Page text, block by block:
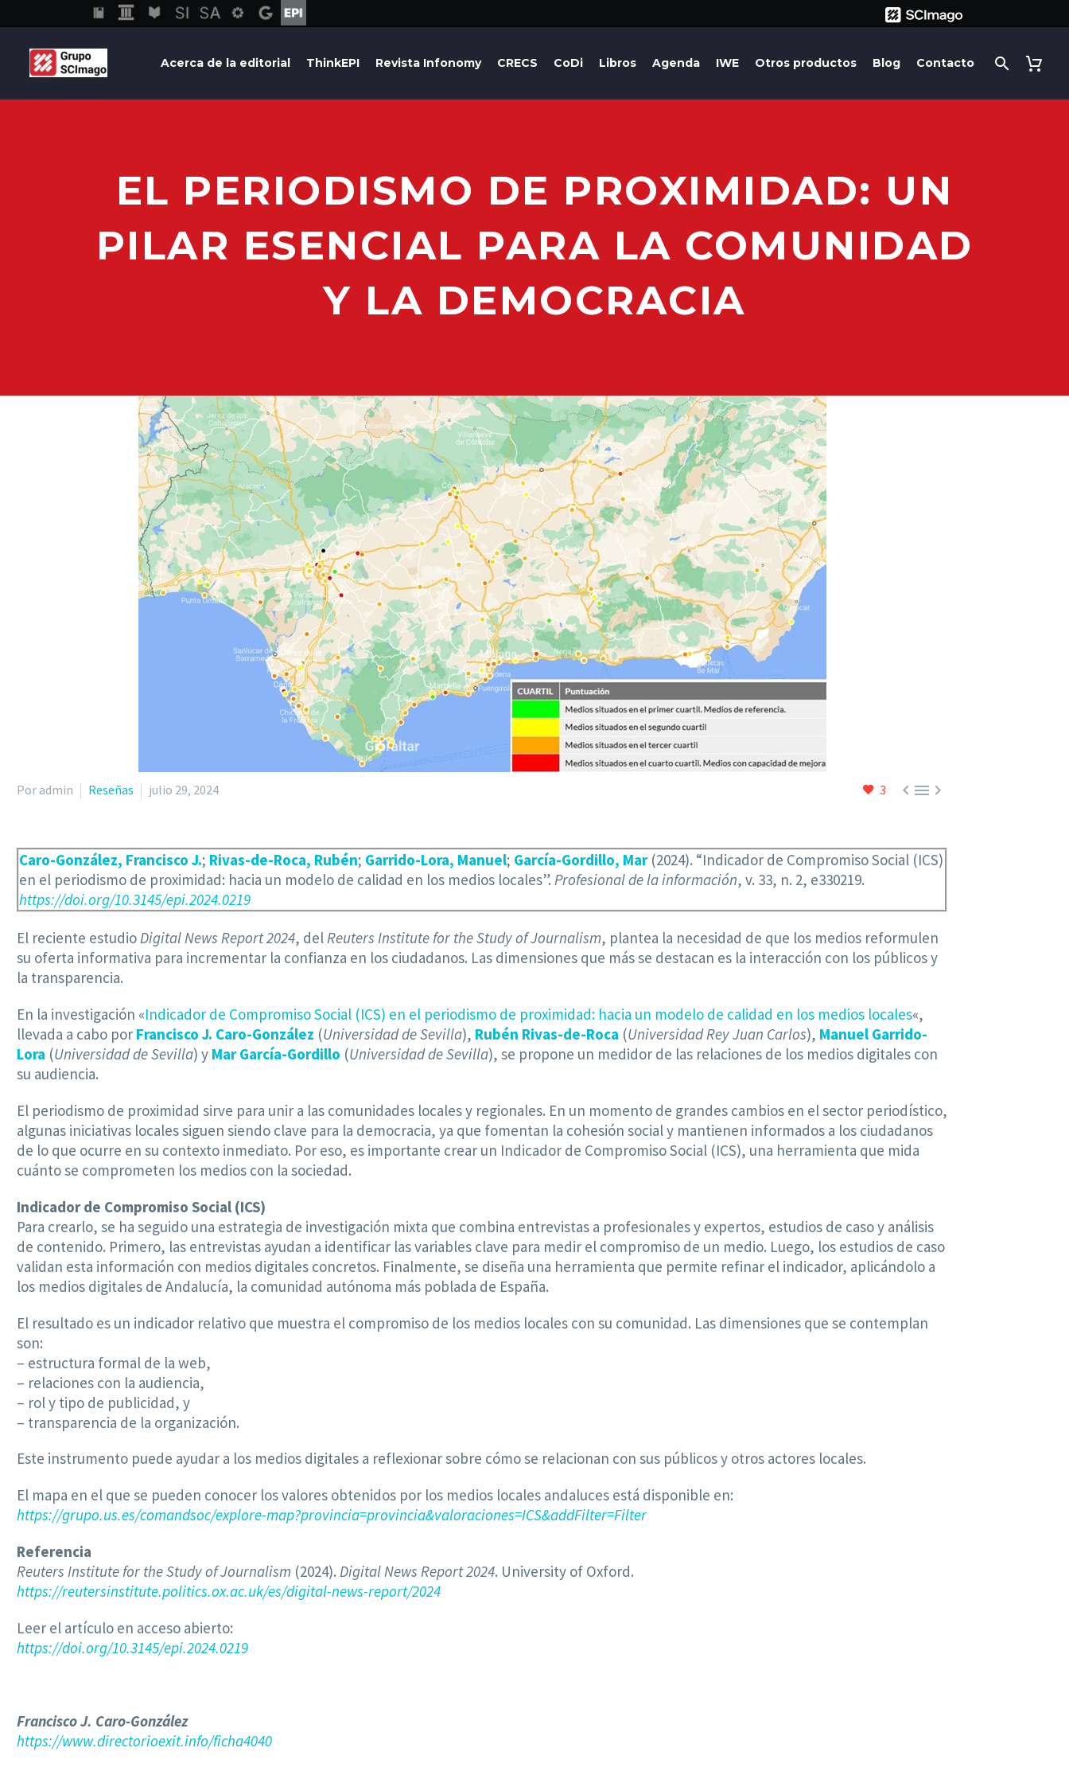
Acerca de la editorial ThinkEPI Revista Infonomy CRECS CoDi Libros Agenda IWE Otros productos Blog Contacto
EL PERIODISMO DE PROXIMIDAD: UN
PILAR ESENCIAL PARA LA COMUNIDAD
Y LA DEMOCRACIA
3 
Por admin Reseñas julio 29, 2024
Caro-González, Francisco J.; Rivas-de-Roca, Rubén; Garrido-Lora, Manuel; García-Gordillo, Mar(2024). “Indicador de Compromiso Social (ICS)
en el periodismo de proximidad: hacia un modelo de calidad en los medios locales”. Profesional de la información, v. 33, n. 2, e330219.
https://doi.org/10.3145/epi.2024.0219
El reciente estudioDigital News Report 2024, delReuters Institute for the Study of Journalism, plantea la necesidad de que los medios reformulen
su oferta informativa para incrementar la confianza en los ciudadanos. Las dimensiones que más se destacan es la interacción con los públicos y
la transparencia.
En la investigación «Indicador de Compromiso Social (ICS) en el periodismo de proximidad: hacia un modelo de calidad en los medios locales«,
llevada a cabo por Francisco J. Caro-González (Universidad de Sevilla), Rubén Rivas-de-Roca (Universidad Rey Juan Carlos), Manuel Garrido-
Lora (Universidad de Sevilla) y Mar García-Gordillo (Universidad de Sevilla), se propone un medidor de las relaciones de los medios digitales con
su audiencia.
El periodismo de proximidad sirve para unir a las comunidades locales y regionales. En un momento de grandes cambios en el sector periodístico,
algunas iniciativas locales siguen siendo clave para la democracia, ya que fomentan la cohesión social y mantienen informados a los ciudadanos
de lo que ocurre en su contexto inmediato. Por eso, es importante crear un Indicador de Compromiso Social (ICS), una herramienta que mida
cuánto se comprometen los medios con la sociedad.
Indicador de Compromiso Social (ICS)
Para crearlo, se ha seguido una estrategia de investigación mixta que combina entrevistas a profesionales y expertos, estudios de caso y análisis
de contenido. Primero, las entrevistas ayudan a identificar las variables clave para medir el compromiso de un medio. Luego, los estudios de caso
validan esta información con medios digitales concretos. Finalmente, se diseña una herramienta que permite refinar el indicador, aplicándolo a
los medios digitales de Andalucía, la comunidad autónoma más poblada de España.
El resultado es un indicador relativo que muestra el compromiso de los medios locales con su comunidad. Las dimensiones que se contemplan
son:
– estructura formal de la web,
– relaciones con la audiencia,
– rol y tipo de publicidad, y
– transparencia de la organización.
Este instrumento puede ayudar a los medios digitales a reflexionar sobre cómo se relacionan con sus públicos y otros actores locales.
El mapa en el que se pueden conocer los valores obtenidos por los medios locales andaluces está disponible en:
https://grupo.us.es/comandsoc/explore-map?provincia=provincia&valoraciones=ICS&addFilter=Filter
Referencia
Reuters Institute for the Study of Journalism (2024). Digital News Report 2024. University of Oxford.
https://reutersinstitute.politics.ox.ac.uk/es/digital-news-report/2024
Leer el artículo en acceso abierto:
https://doi.org/10.3145/epi.2024.0219
Francisco J. Caro-González
https://www.directorioexit.info/ficha4040